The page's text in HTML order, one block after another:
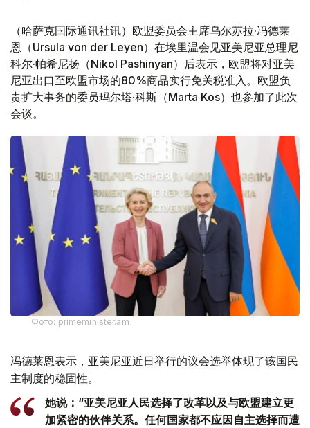
（哈萨克国际通讯社讯）欧盟委员会主席乌尔苏拉·冯德莱
恩（Ursula von der Leyen）在埃里温会见亚美尼亚总理尼
科尔·帕希尼扬（Nikol Pashinyan）后表示，欧盟将对亚美
尼亚出口至欧盟市场的80%商品实行免关税准入。欧盟负
责扩大事务的委员玛尔塔·科斯（Marta Kos）也参加了此次
会谈。
Фото: primeminister.am
冯德莱恩表示，亚美尼亚近日举行的议会选举体现了该国民
主制度的稳固性。
她说：“亚美尼亚人民选择了改革以及与欧盟建立更
加紧密的伙伴关系。任何国家都不应因自主选择而遭